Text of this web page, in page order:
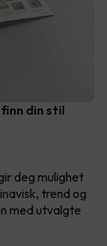
din stil
deg mulighet
trend og
med utvalgte